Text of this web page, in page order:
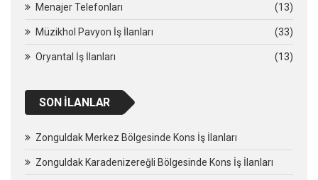
Menajer Telefonları (13)
Müzikhol Pavyon İş İlanları (33)
Oryantal İş İlanları (13)
SON İLANLAR
Zonguldak Merkez Bölgesinde Kons İş İlanları
Zonguldak Karadenizereğli Bölgesinde Kons İş İlanları